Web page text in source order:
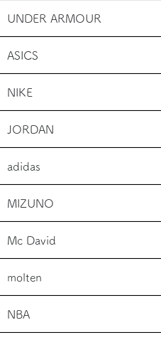
UNDER ARMOUR
ASICS
NIKE
JORDAN
adidas
MIZUNO
Mc David
molten
NBA